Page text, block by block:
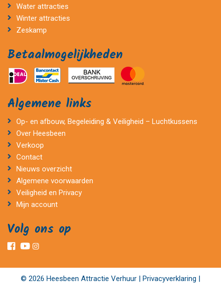
Water attracties
Winter attracties
Zeskamp
Betaalmogelijkheden
Algemene links
Op- en afbouw, Begeleiding & Veiligheid – Luchtkussens
Over Heesbeen
Verkoop
Contact
Nieuws overzicht
Algemene voorwaarden
Veiligheid en Privacy
Mijn account
Volg ons op
© 2026 Heesbeen Attractie Verhuur | Privacyverklaring |